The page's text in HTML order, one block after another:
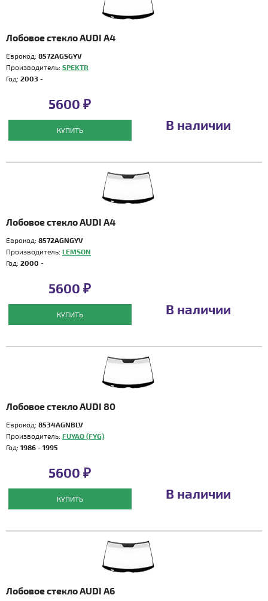
Лобовое стекло AUDI A4
Еврокод: 8572AGSGYV
Производитель: SPEKTR
Год: 2003 -
5600 ₽
КУПИТЬ В наличии
Лобовое стекло AUDI A4
Еврокод: 8572AGNGYV
Производитель: LEMSON
Год: 2000 -
5600 ₽
КУПИТЬ В наличии
Лобовое стекло AUDI 80
Еврокод: 8534AGNBLV
Производитель: FUYAO (FYG)
Год: 1986 - 1995
5600 ₽
КУПИТЬ В наличии
Лобовое стекло AUDI A6